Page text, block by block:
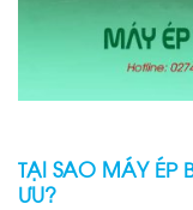
TẠI SAO MÁY ÉP
ƯU?